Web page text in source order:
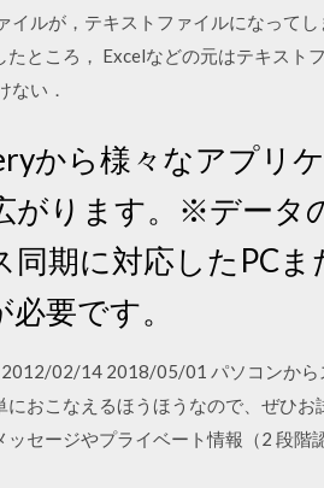
イルが，テキストファイルになって
ところ， Excelなどの元はテキス
ない．
から様々なアプリ
がります。※データ
同期に対応したPC
要です。
02/14 2018/05/01 パソコンから
おこなえるほうほうなので、ぜひ
ッセージやプライベート情報（2 段